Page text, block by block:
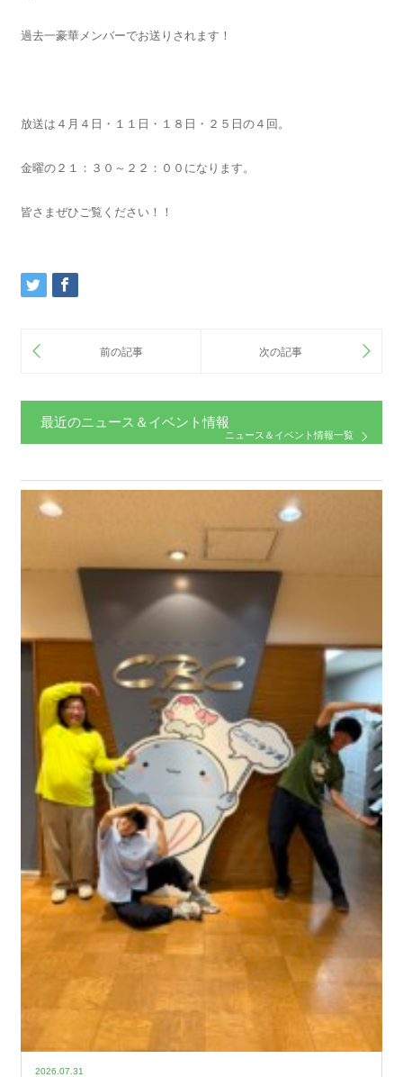
過去一豪華メンバーでお送りされます！
放送は４月４日・１１日・１８日・２５日の４回。
金曜の２１：３０～２２：００になります。
皆さまぜひご覧ください！！
最近のニュース＆イベント情報
ニュース＆イベント情報一覧
2026.07.31